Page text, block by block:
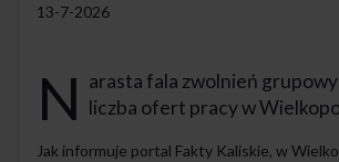
13-7-2026
N arasta fala zwolnień
liczba ofert pracy w
Jak informuje portal Fakty Kaliskie, w